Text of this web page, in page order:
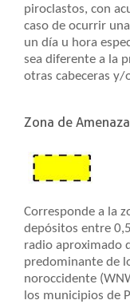
piroclastos, con
caso de ocurrir
un día u hora
sea diferente a la
otras cabeceras y/
Zona de
Corresponde a la
depósitos entre
radio aproximado
predominante de
noroccidente
los municipios de